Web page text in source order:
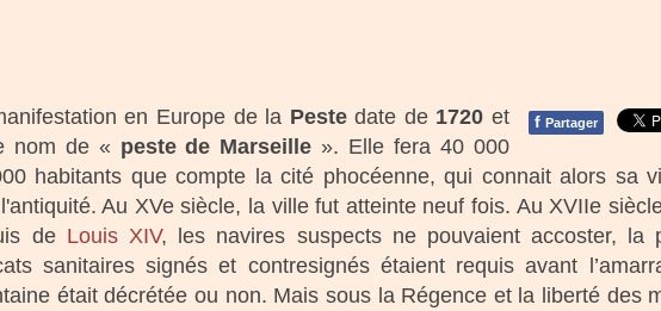
f Partager
en Europe de la Pestedate de 1720 et
nom de « peste de Marseille ». Elle fera 40 000
habitants que compte la cité phocéenne, qui connait alors sa
Au XVe siècle, la ville fut atteinte neuf fois. Au XVIIe
de Louis XIV, les navires suspects ne pouvaient accoster, la
sanitaires signés et contresignés étaient requis avant
était décrétée ou non. Mais sous la Régence et la liberté des